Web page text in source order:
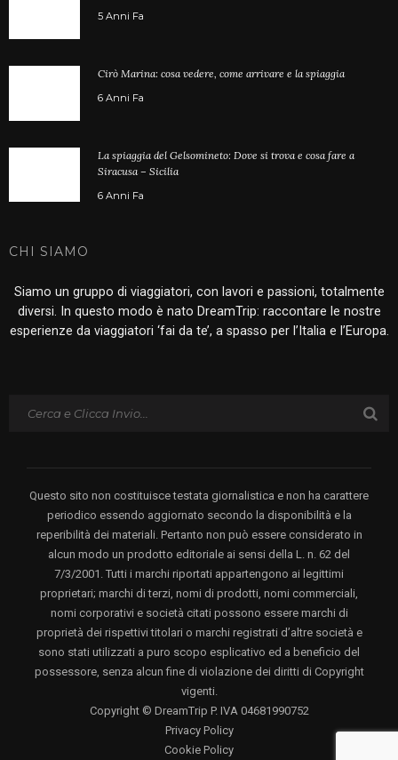
5 Anni Fa
Cirò Marina: cosa vedere, come arrivare e la spiaggia
6 Anni Fa
La spiaggia del Gelsomineto: Dove si trova e cosa fare a
Siracusa – Sicilia
6 Anni Fa
CHI SIAMO
Siamo un gruppo di viaggiatori, con lavori e passioni, totalmente
diversi. In questo modo è nato DreamTrip: raccontare le nostre
esperienze da viaggiatori ‘fai da te’, a spasso per l’Italia e l’Europa.
Questo sito non costituisce testata giornalistica e non ha carattere
periodico essendo aggiornato secondo la disponibilità e la
reperibilità dei materiali. Pertanto non può essere considerato in
alcun modo un prodotto editoriale ai sensi della L. n. 62 del
7/3/2001. Tutti i marchi riportati appartengono ai legittimi
proprietari; marchi di terzi, nomi di prodotti, nomi commerciali,
nomi corporativi e società citati possono essere marchi di
proprietà dei rispettivi titolari o marchi registrati d’altre società e
sono stati utilizzati a puro scopo esplicativo ed a beneficio del
possessore, senza alcun fine di violazione dei diritti di Copyright
vigenti.
Copyright © DreamTrip P. IVA 04681990752
Privacy Policy
Cookie Policy